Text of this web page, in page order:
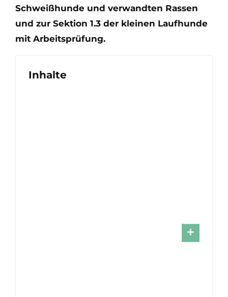
Schweißhunde und verwandten Rassen
und zur Sektion 1.3 der kleinen Laufhunde
mit Arbeitsprüfung.
Inhalte